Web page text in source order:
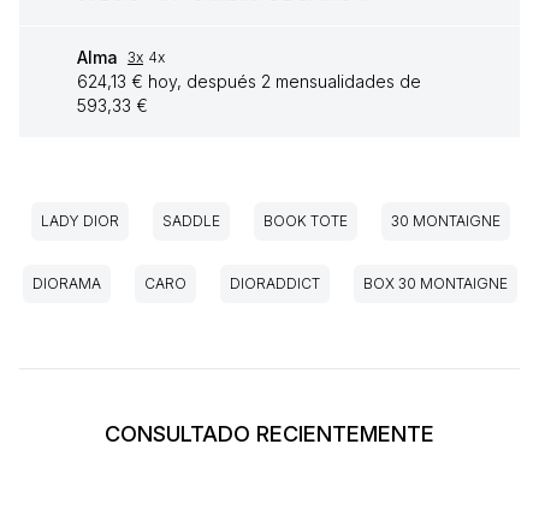
Alma 3x 4x
624,13 € hoy, después 2 mensualidades de
593,33 €
LADY DIOR SADDLE BOOK TOTE 30 MONTAIGNE
DIORAMA CARO DIORADDICT BOX 30 MONTAIGNE
CONSULTADO RECIENTEMENTE